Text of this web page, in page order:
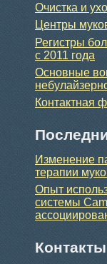
Очистка и
Центры
Регистры
с 2011 года
Основные
Контактная
Изменение
терапии
Опыт
системы
Контакты